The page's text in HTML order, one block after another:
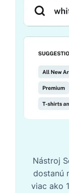
Nástroj
dostanú
viac ako